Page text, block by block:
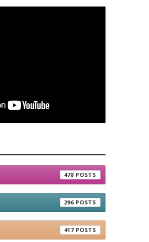
478
296
417